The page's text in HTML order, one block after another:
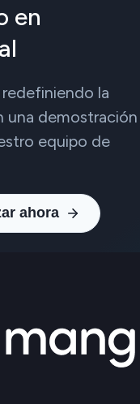
en
la
una demostración
equipo de
ahora